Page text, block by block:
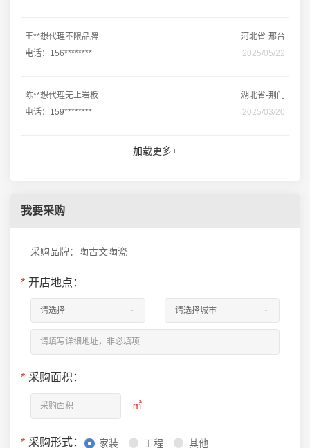
王**想代理不限品牌
河北省-邢台
电话：156********
2025/05/22
陈**想代理无上岩板
湖北省-荆门
电话：159********
2025/03/20
加载更多+
我要采购
采购品牌：陶古文陶瓷
* 开店地点：
* 采购面积：
㎡
* 采购形式： 家装 工程 其他